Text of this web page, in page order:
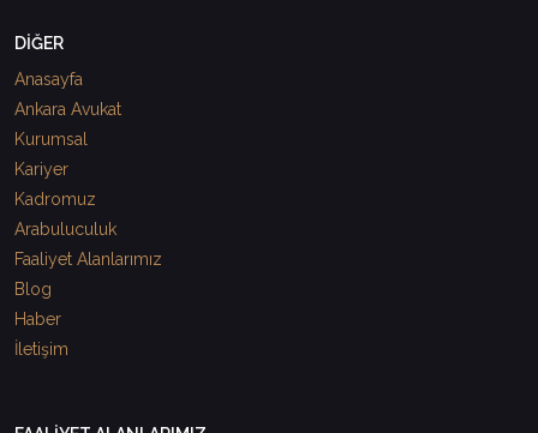
DİĞER
Anasayfa
Ankara Avukat
Kurumsal
Kariyer
Kadromuz
Arabuluculuk
Faaliyet Alanlarımız
Blog
Haber
İletişim